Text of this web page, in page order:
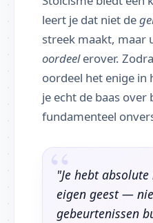
leert je dat niet de
streek maakt, maar
oordeelerover.
oordeel het enige in
je echt de baas over
fundamenteel
"Je hebt
eigen geest —
gebeurtenissen